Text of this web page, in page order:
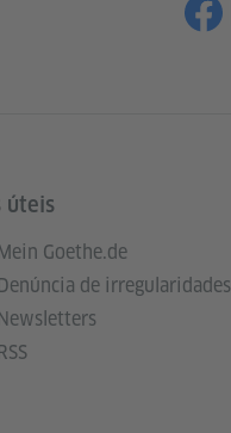
úteis
Goethe.de
de irregularidades